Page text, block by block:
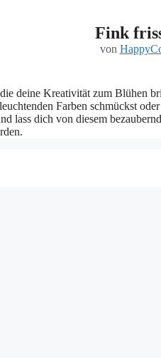
Fink
von
deine Kreativität zum Blühen
Farben schmückst
lass dich von diesem